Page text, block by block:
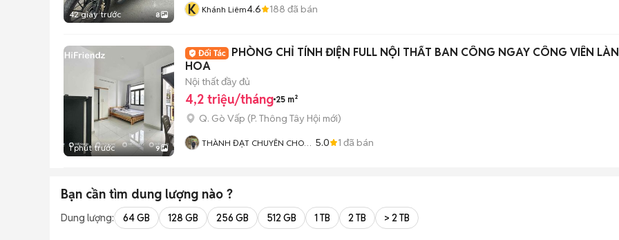
42 giây trước 8 K Khánh Liêm4.6 188 đã bán
1 phút trước 9
PHÒNG CHỈ TÍNH ĐIỆN FULL NỘI THẤT BAN CÔNG NGAY CÔNG VIÊN
HOA
Nội thất đầy đủ
4,2 triệu/tháng 25 m²
Q. Gò Vấp (P. Thông Tây Hội mới)
THÀNH ĐẠT CHUYÊN CHO
5.0 1 đã bán
Bạn cần tìm dung lượng nào ?
Dung lượng: 64 GB 128 GB 256 GB 512 GB 1 TB 2 TB > 2 TB